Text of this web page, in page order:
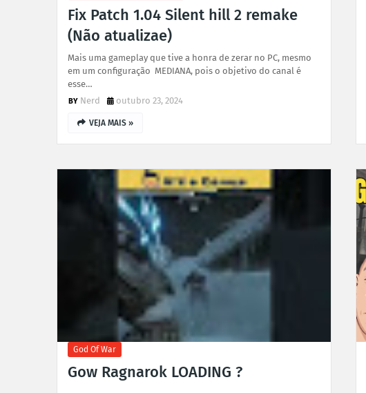
Fix Patch 1.04 Silent hill 2 remake
(Não atualizae)
Mais uma gameplay que tive a honra de zerar no PC, mesmo
em um configuração MEDIANA, pois o objetivo do canal é
esse…
Nerd
outubro 23, 2024
VEJA MAIS »
God Of War
Gow Ragnarok LOADING ?